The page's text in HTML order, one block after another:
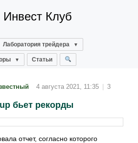
Инвест Клуб
Лаборатория трейдера
Статьи
4 августа 2021, 11:35
3
бьет рекорды
отчет, согласно которого